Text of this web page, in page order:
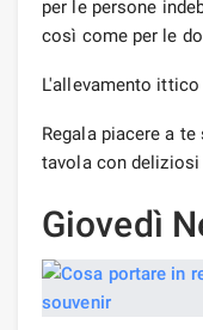
per le persone
così come per le
L'allevamento
Regala piacere a
tavola con
Giovedì